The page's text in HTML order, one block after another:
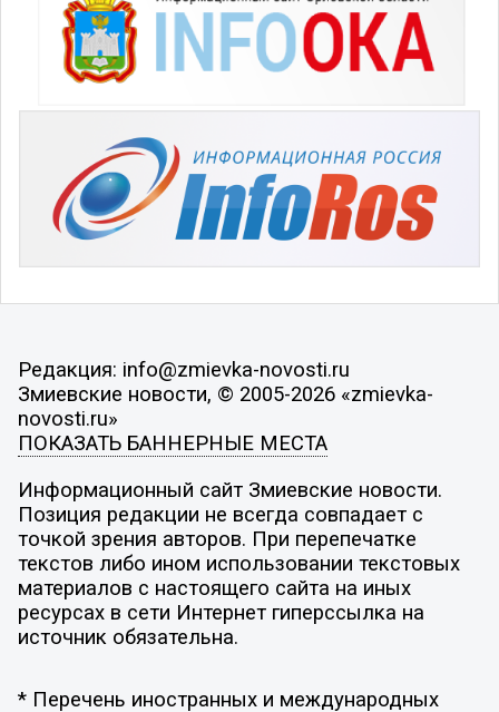
Редакция: info@zmievka-novosti.ru
Змиевские новости, © 2005-2026 «zmievka-
novosti.ru»
ПОКАЗАТЬ БАННЕРНЫЕ МЕСТА
Информационный сайт Змиевские новости.
Позиция редакции не всегда совпадает с
точкой зрения авторов. При перепечатке
текстов либо ином использовании текстовых
материалов с настоящего сайта на иных
ресурсах в сети Интернет гиперссылка на
источник обязательна.
* Перечень иностранных и международных